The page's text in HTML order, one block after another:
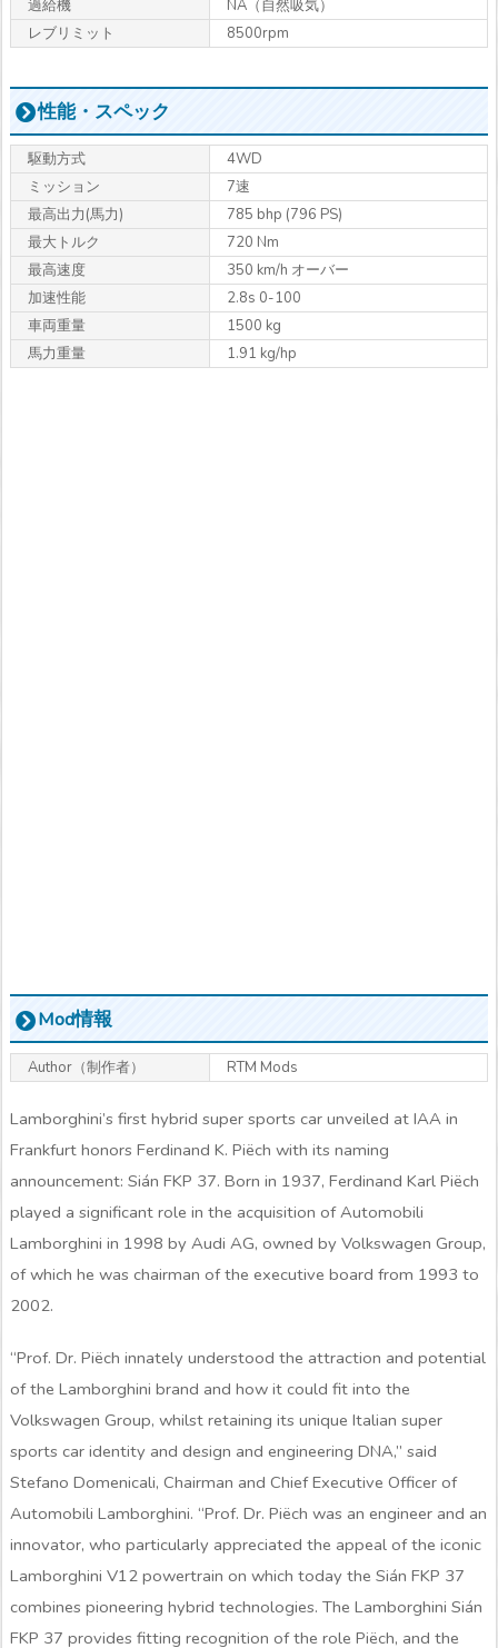
過給機
NA（自然吸気）
レブリミット
8500rpm
性能・スペック
駆動方式
4WD
ミッション
7速
最高出力(馬力)
785 bhp (796 PS)
最大トルク
720 Nm
最高速度
350 km/h オーバー
加速性能
2.8s 0-100
車両重量
1500 kg
馬力重量
1.91 kg/hp
Mod情報
Author（制作者） RTM Mods
Lamborghini’s first hybrid super sports car unveiled at IAA in
Frankfurt honors Ferdinand K. Piëch with its naming
announcement: Sián FKP 37. Born in 1937, Ferdinand Karl Piëch
played a significant role in the acquisition of Automobili
Lamborghini in 1998 by Audi AG, owned by Volkswagen Group,
of which he was chairman of the executive board from 1993 to
2002.
“Prof. Dr. Piëch innately understood the attraction and potential
of the Lamborghini brand and how it could fit into the
Volkswagen Group, whilst retaining its unique Italian super
sports car identity and design and engineering DNA,” said
Stefano Domenicali, Chairman and Chief Executive Officer of
Automobili Lamborghini. “Prof. Dr. Piëch was an engineer and an
innovator, who particularly appreciated the appeal of the iconic
Lamborghini V12 powertrain on which today the Sián FKP 37
combines pioneering hybrid technologies. The Lamborghini Sián
FKP 37 provides fitting recognition of the role Piëch, and the